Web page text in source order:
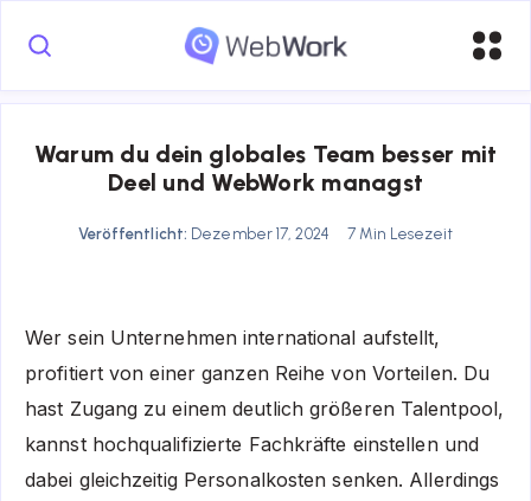
Warum du dein globales Team besser mit
Deel und WebWork managst
Veröffentlicht: Dezember 17, 2024 7 Min Lesezeit
Wer sein Unternehmen international aufstellt,
profitiert von einer ganzen Reihe von Vorteilen. Du
hast Zugang zu einem deutlich größeren Talentpool,
kannst hochqualifizierte Fachkräfte einstellen und
dabei gleichzeitig Personalkosten senken. Allerdings